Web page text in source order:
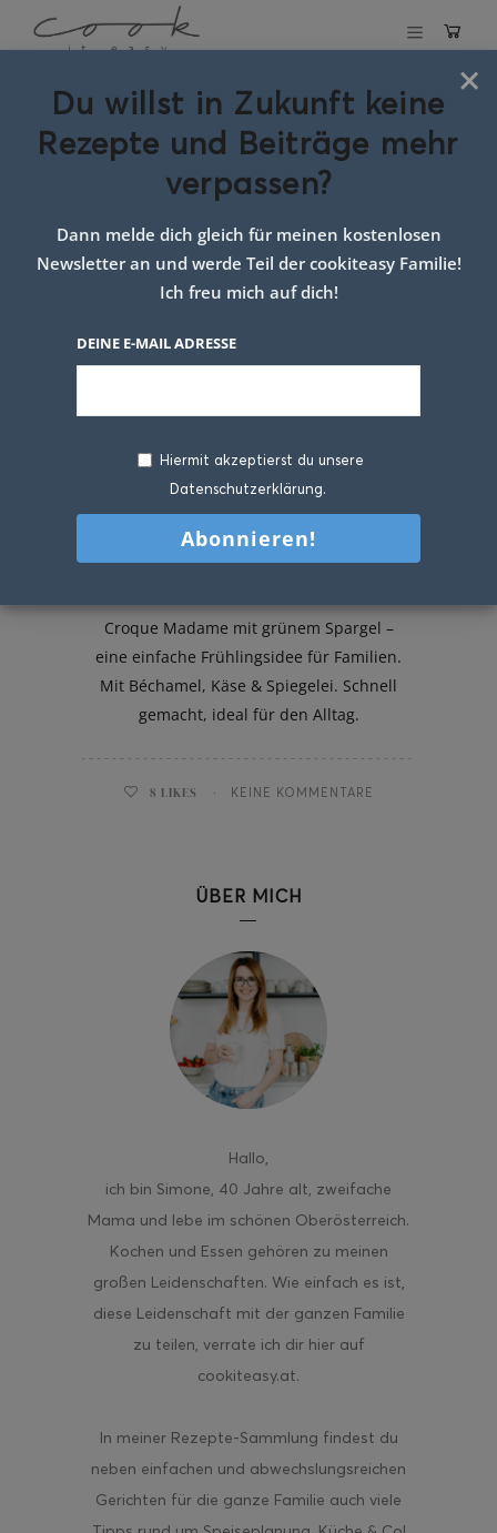
Schlagwort:
Toastgericht mit
Gemüse
Croque Madame mit grünem Spargel –
eine einfache Frühlingsidee für Familien.
Mit Béchamel, Käse & Spiegelei. Schnell
gemacht, ideal für den Alltag.
8 LIKES KEINE KOMMENTARE
ÜBER MICH
Hallo,
ich bin Simone, 40 Jahre alt, zweifache
Mama und lebe im schönen Oberösterreich.
Kochen und Essen gehören zu meinen
großen Leidenschaften. Wie einfach es ist,
diese Leidenschaft mit der ganzen Familie
zu teilen, verrate ich dir hier auf
cookiteasy.at.
In meiner Rezepte-Sammlung findest du
neben einfachen und abwechslungsreichen
Gerichten für die ganze Familie auch viele
×
Du willst in Zukunft keine
Rezepte und Beiträge mehr
verpassen?
Dann melde dich gleich für meinen kostenlosen
Newsletter an und werde Teil der cookiteasy Familie!
Ich freu mich auf dich!
DEINE E-MAIL ADRESSE
Hiermit akzeptierst du unsere
Datenschutzerklärung.